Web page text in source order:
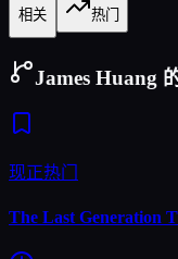
相关 热门
James Huang
现正热门
The Last Generation